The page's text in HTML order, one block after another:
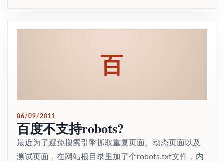
百
06/09/2011
百度不支持robots?
最近为了避免搜索引擎抓取重复页面、动态页面以及
测试页面，在网站根目录里加了个robots.txt文件，内